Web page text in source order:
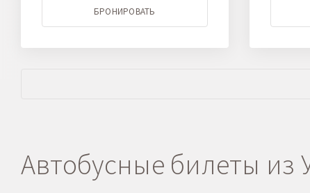
БРОНИРОВАТЬ
Автобусные билеты из